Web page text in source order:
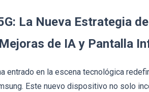
La Nueva Estrategia
de IA y Pantalla
entrado en la escena tecnológica
Este nuevo dispositivo no solo